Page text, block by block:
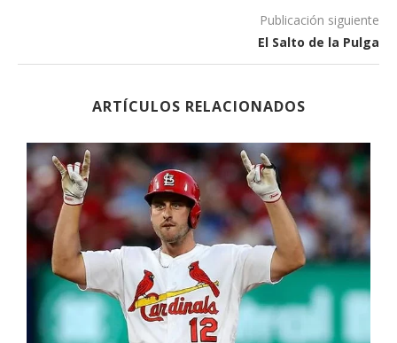
Publicación siguiente
El Salto de la Pulga
ARTÍCULOS RELACIONADOS